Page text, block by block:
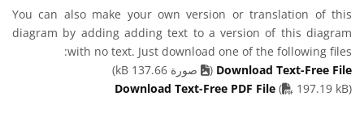
You can also make your own version or translation of this
diagram by adding adding text to a version of this diagram
with no text. Just download one of the following files:
Download Text-Free File
(
صورة 137.66 kB)
Download Text-Free PDF File (
PDF file 197.19 kB)